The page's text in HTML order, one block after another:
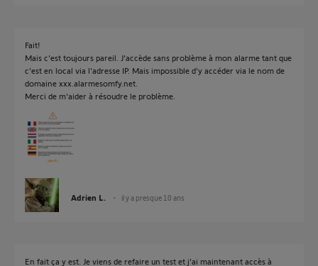
Fait!
Mais c'est toujours pareil. J'accède sans problème à mon alarme tant que
c'est en local via l'adresse IP. Mais impossible d'y accéder via le nom de
domaine xxx.alarmesomfy.net.
Merci de m'aider à résoudre le problème.
Adrien L. il y a presque 10 ans
En fait ça y est. Je viens de refaire un test et j'ai maintenant accès à